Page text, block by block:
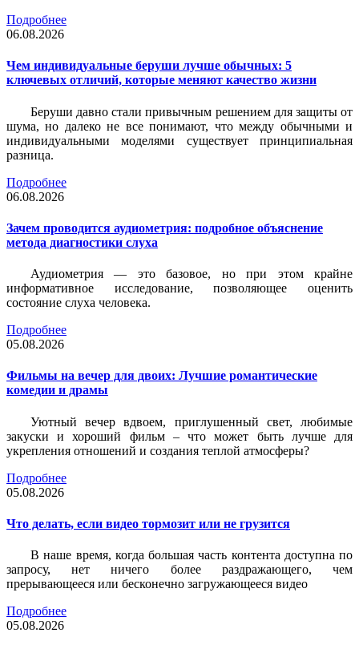
Подробнее
06.08.2026
Чем индивидуальные беруши лучше обычных: 5
ключевых отличий, которые меняют качество жизни
Беруши давно стали привычным решением для защиты от
шума, но далеко не все понимают, что между обычными и
индивидуальными моделями существует принципиальная
разница.
Подробнее
06.08.2026
Зачем проводится аудиометрия: подробное объяснение
метода диагностики слуха
Аудиометрия — это базовое, но при этом крайне
информативное исследование, позволяющее оценить
состояние слуха человека.
Подробнее
05.08.2026
Фильмы на вечер для двоих: Лучшие романтические
комедии и драмы
Уютный вечер вдвоем, приглушенный свет, любимые
закуски и хороший фильм – что может быть лучше для
укрепления отношений и создания теплой атмосферы?
Подробнее
05.08.2026
Что делать, если видео тормозит или не грузится
В наше время, когда большая часть контента доступна по
запросу, нет ничего более раздражающего, чем
прерывающееся или бесконечно загружающееся видео
Подробнее
05.08.2026